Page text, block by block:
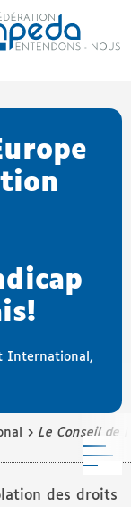
International ,
› Le Conseil de
des droits